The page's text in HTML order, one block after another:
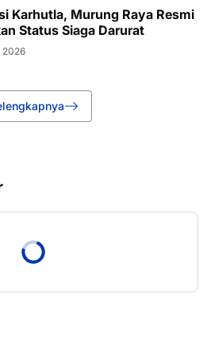
Karhutla, Murung Raya Resmi
Status Siaga Darurat
2026